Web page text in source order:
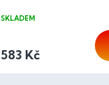
SKLADEM
583 Kč